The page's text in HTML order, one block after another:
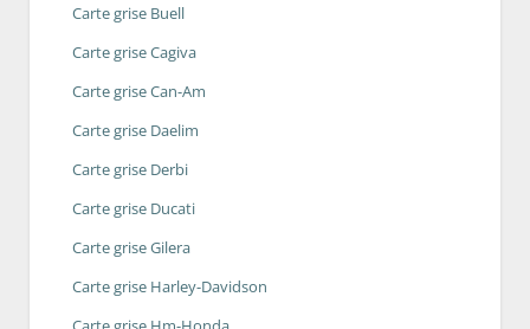
Carte grise Buell
Carte grise Cagiva
Carte grise Can-Am
Carte grise Daelim
Carte grise Derbi
Carte grise Ducati
Carte grise Gilera
Carte grise Harley-Davidson